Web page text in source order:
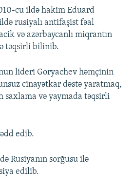
cu ildə hakim Eduard
rusiyalı antifaşist fəal
və azərbaycanlı miqrantın
təqsirli bilinib.
lideri Goryachev həmçinin
cinayətkar dəstə yaratmaq,
saxlama və yaymada təqsirli
edib.
Rusiyanın sorğusu ilə
edilib.